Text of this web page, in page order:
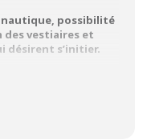
nautique, possibilité
vestiaires et
désirent s’initier.